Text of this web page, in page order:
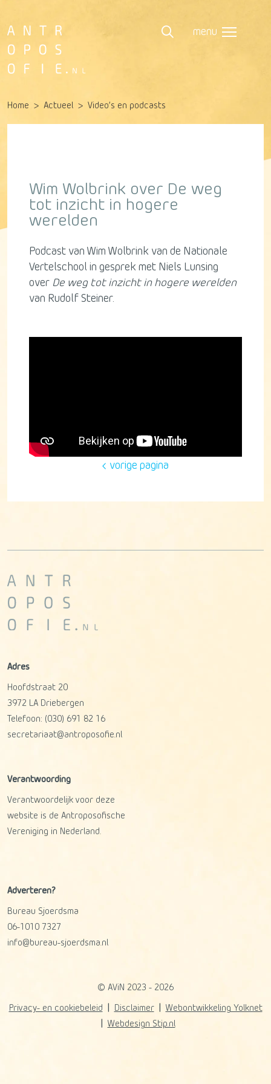
menu
Home Actueel Video’s en podcasts
Wim Wolbrink over De weg
tot inzicht in hogere
werelden
Podcast van Wim Wolbrink van de Nationale
Vertelschool in gesprek met Niels Lunsing
over De weg tot inzicht in hogere werelden
van Rudolf Steiner.
vorige pagina
Adres
Hoofdstraat 20
3972 LA
Driebergen
Telefoon: (030) 691 82 16
secretariaat@antroposofie.nl
Verantwoording
Verantwoordelijk voor deze
website is de Antroposofische
Vereniging in Nederland.
Adverteren?
Bureau Sjoerdsma
06-1010 7327
info@bureau-sjoerdsma.nl
© AViN 2023 - 2026
Privacy- en cookiebeleid Disclaimer
Webontwikkeling Yolknet
Webdesign Stip.nl